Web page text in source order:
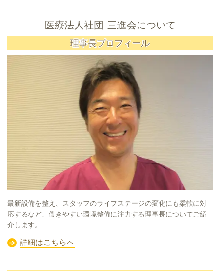
医療法人社団 三進会について
理事長プロフィール
最新設備を整え、スタッフのライフステージの変化にも柔軟に対
応するなど、働きやすい環境整備に注力する理事長についてご紹
介します。
詳細はこちらへ